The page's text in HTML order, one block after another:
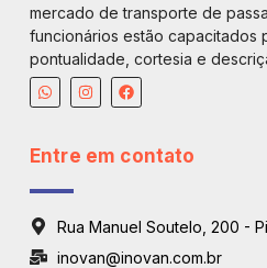
mercado de transporte de
funcionários estão capacitados
pontualidade, cortesia e
Entre em contato
Rua Manuel Soutelo, 200 -
inovan@inovan.com.br